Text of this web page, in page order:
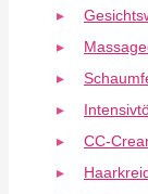
CC-